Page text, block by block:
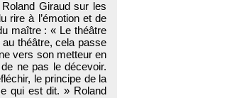
Giraud sur les
rire à l’émotion et de
maître : « Le théâtre
au théâtre, cela passe
vers son metteur en
ne pas le décevoir.
le principe de la
qui est dit. » Roland